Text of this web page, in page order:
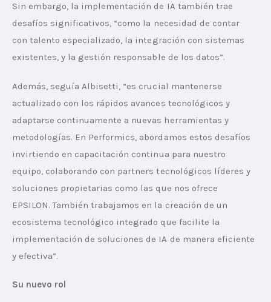
Sin embargo, la implementación de IA también trae
desafíos significativos, “como la necesidad de contar
con talento especializado, la integración con sistemas
existentes, y la gestión responsable de los datos”.
Además, seguía Albisetti, “es crucial mantenerse
actualizado con los rápidos avances tecnológicos y
adaptarse continuamente a nuevas herramientas y
metodologías. En Performics, abordamos estos desafíos
invirtiendo en capacitación continua para nuestro
equipo, colaborando con partners tecnológicos líderes y
soluciones propietarias como las que nos ofrece
EPSILON. También trabajamos en la creación de un
ecosistema tecnológico integrado que facilite la
implementación de soluciones de IA de manera eficiente
y efectiva”.
Su nuevo rol